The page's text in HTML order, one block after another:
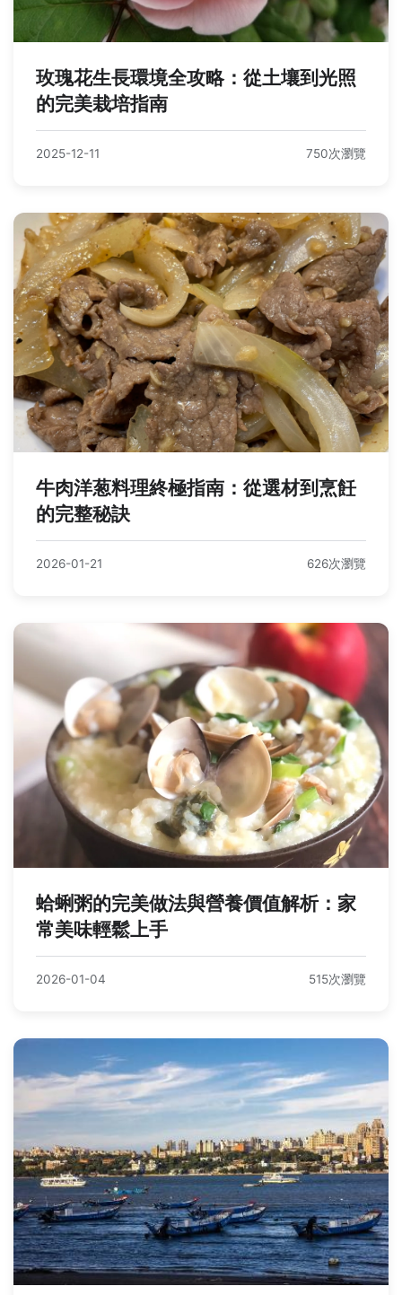
玫瑰花生長環境全攻略：從土壤到光照
的完美栽培指南
2025-12-11 750次瀏覽
牛肉洋葱料理終極指南：從選材到烹飪
的完整秘訣
2026-01-21 626次瀏覽
蛤蜊粥的完美做法與營養價值解析：家
常美味輕鬆上手
2026-01-04 515次瀏覽